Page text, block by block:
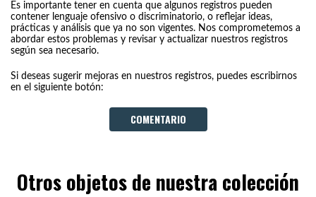
Es importante tener en cuenta que algunos registros pueden
contener lenguaje ofensivo o discriminatorio, o reflejar ideas,
prácticas y análisis que ya no son vigentes. Nos comprometemos a
abordar estos problemas y revisar y actualizar nuestros registros
según sea necesario.
Si deseas sugerir mejoras en nuestros registros, puedes escribirnos
en el siguiente botón:
COMENTARIO
Otros objetos de nuestra colección